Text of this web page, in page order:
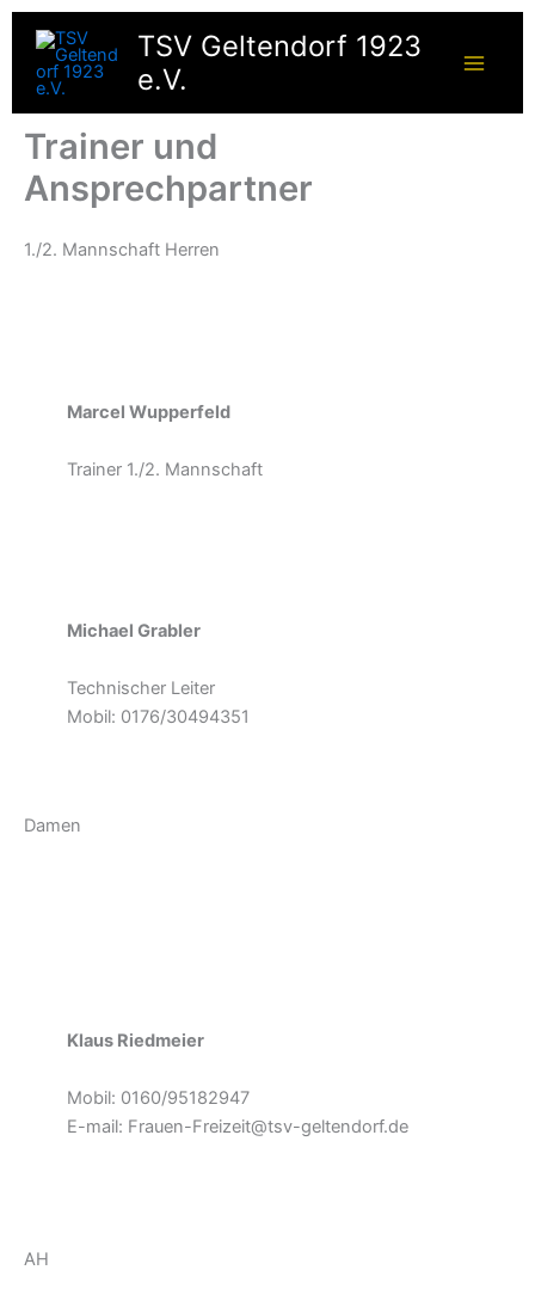
Zum
Inhalt
springen
TSV Geltendorf 1923
e.V.
Trainer und
Ansprechpartner
1./2. Mannschaft Herren
Marcel Wupperfeld
Trainer 1./2. Mannschaft
Michael Grabler
Technischer Leiter
Mobil: 0176/30494351
Damen
Klaus Riedmeier
Mobil: 0160/95182947
E-mail: Frauen-Freizeit@tsv-geltendorf.de
AH